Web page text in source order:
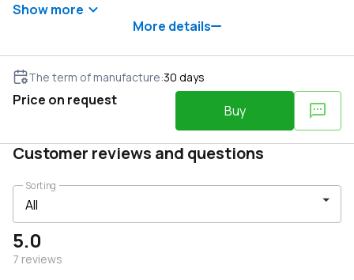
Show more
More details
The term of manufacture:30 days
Price on request
Buy
Customer reviews and questions
5.0
7 reviews
Sorting